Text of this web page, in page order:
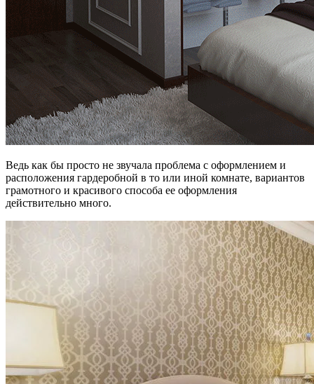
Ведь как бы просто не звучала проблема с оформлением и
расположения гардеробной в то или иной комнате, вариантов
грамотного и красивого способа ее оформления
действительно много.